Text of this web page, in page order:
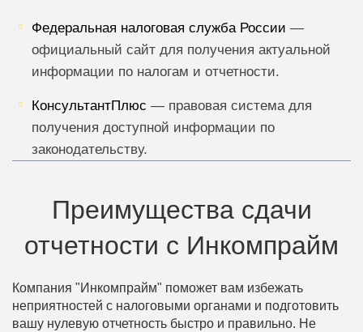
Федеральная налоговая служба России —
официальный сайт для получения актуальной
информации по налогам и отчетности.
КонсультантПлюс — правовая система для
получения доступной информации по
законодательству.
Преимущества сдачи
отчетности с Инкомпрайм
Компания "Инкомпрайм" поможет вам избежать
неприятностей с налоговыми органами и подготовить
вашу нулевую отчетность быстро и правильно. Не